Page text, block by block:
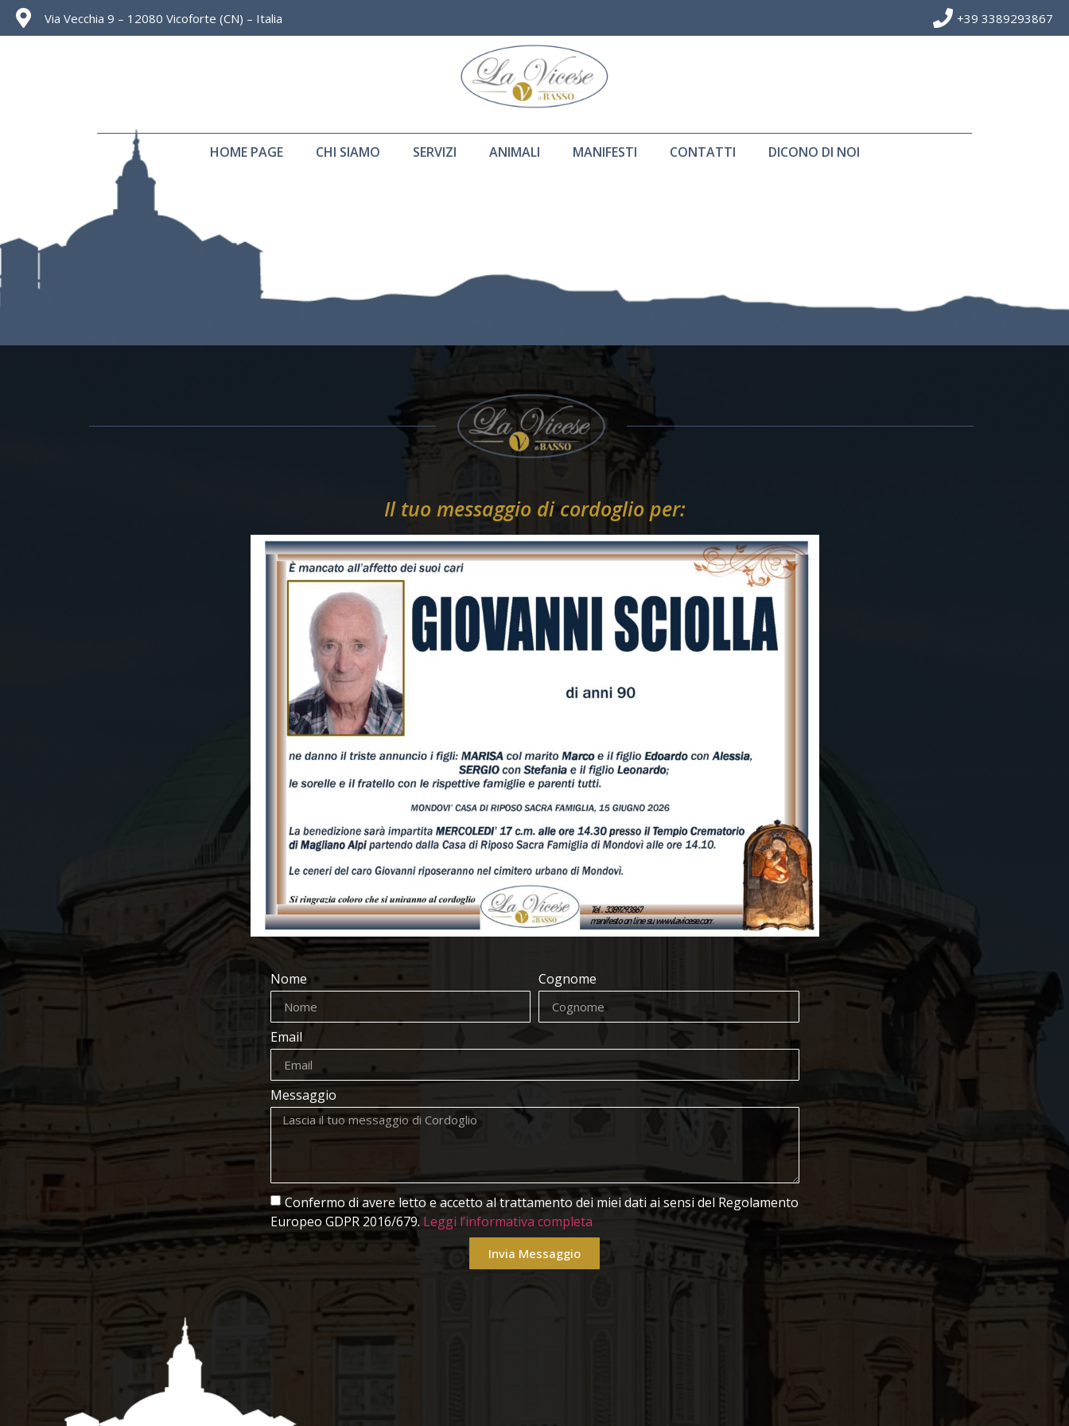
Via Vecchia 9 – 12080 Vicoforte (CN) – Italia +39 3389293867
HOME PAGE CHI SIAMO SERVIZI ANIMALI MANIFESTI CONTATTI DICONO DI NOI
Il tuo messaggio di cordoglio per:
Nome Cognome
Email
Messaggio
Confermo di avere letto e accetto al trattamento dei miei dati ai sensi del Regolamento
Europeo GDPR 2016/679. Leggi l’informativa completa
Invia Messaggio